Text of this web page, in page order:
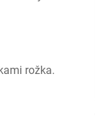
rožka.